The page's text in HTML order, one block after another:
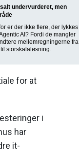
undervurderet, men
er der ikke flere, der lykkes
AI? Fordi de mangler
mellemregningerne fra
til storskalaløsning.
for at
i
har
it-